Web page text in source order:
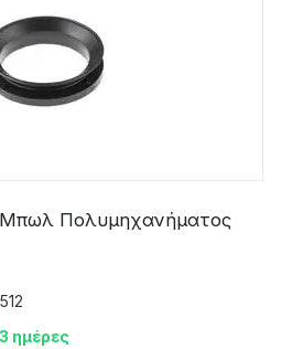
Πολυμηχανήματος
ημέρες